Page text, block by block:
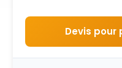
Devis pour